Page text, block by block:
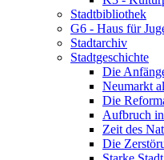
Stadtbibliothek
G6 - Haus für
Stadtarchiv
Stadtgeschichte
Die
Neumarkt
Die
Aufbruch
Zeit des
Die